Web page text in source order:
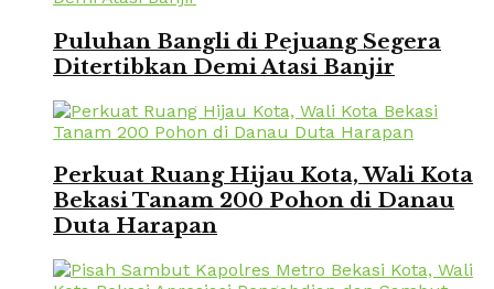
Puluhan Bangli di Pejuang Segera
Ditertibkan Demi Atasi Banjir
Perkuat Ruang Hijau Kota, Wali Kota
Bekasi Tanam 200 Pohon di Danau
Duta Harapan